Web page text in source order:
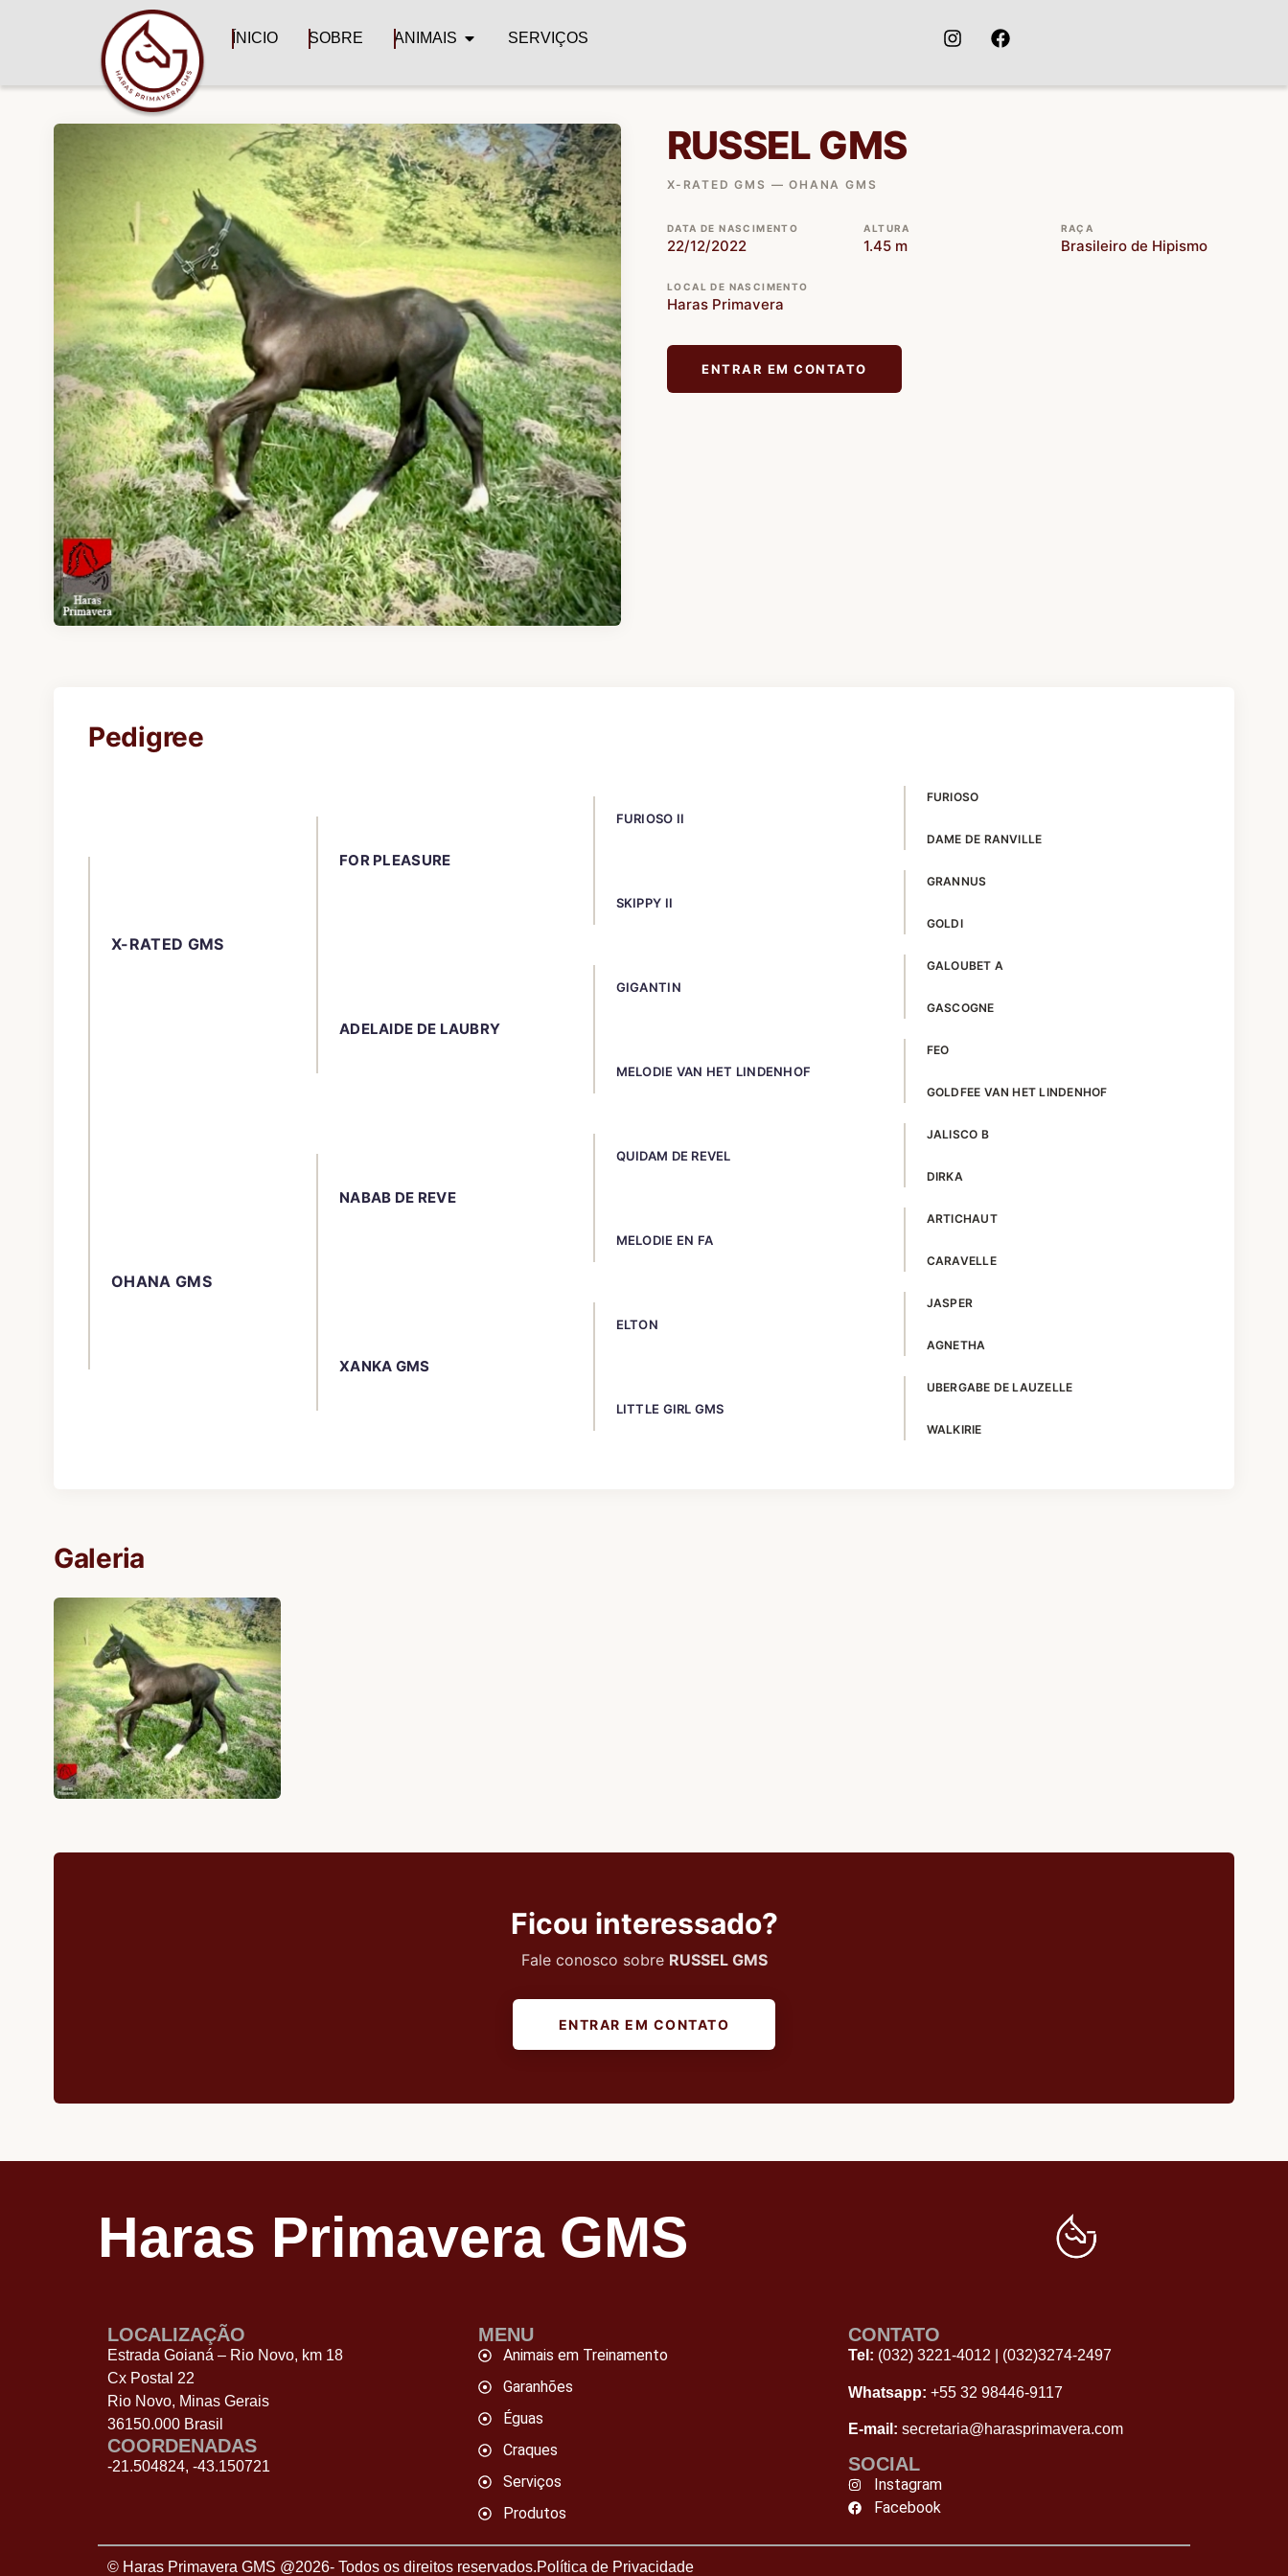
ÍNICIO SOBRE ANIMAIS SERVIÇOS
RUSSEL GMS
X-RATED GMS — OHANA GMS
DATA DE NASCIMENTO
22/12/2022
ALTURA
1.45 m
RAÇA
Brasileiro de Hipismo
LOCAL DE NASCIMENTO
Haras Primavera
ENTRAR EM CONTATO
Pedigree
X-RATED GMS
OHANA GMS
FOR PLEASURE
ADELAIDE DE LAUBRY
NABAB DE REVE
XANKA GMS
FURIOSO II
SKIPPY II
GIGANTIN
MELODIE VAN HET LINDENHOF
QUIDAM DE REVEL
MELODIE EN FA
ELTON
LITTLE GIRL GMS
FURIOSO
DAME DE RANVILLE
GRANNUS
GOLDI
GALOUBET A
GASCOGNE
FEO
GOLDFEE VAN HET LINDENHOF
JALISCO B
DIRKA
ARTICHAUT
CARAVELLE
JASPER
AGNETHA
UBERGABE DE LAUZELLE
WALKIRIE
Galeria
Ficou interessado?
Fale conosco sobre RUSSEL GMS
ENTRAR EM CONTATO
Haras Primavera GMS
LOCALIZAÇÃO
Estrada Goianá – Rio Novo, km 18
Cx Postal 22
Rio Novo, Minas Gerais
36150.000 Brasil
COORDENADAS
-21.504824, -43.150721
MENU
Animais em Treinamento
Garanhões
Éguas
Craques
Serviços
Produtos
CONTATO
Tel: (032) 3221-4012 (032)3274-2497
Whatsapp: +55 32 98446‑9117
E-mail: secretaria@harasprimavera.com
SOCIAL
Instagram
Facebook
© Haras Primavera GMS @2026- Todos os direitos reservados.Política de Privacidade